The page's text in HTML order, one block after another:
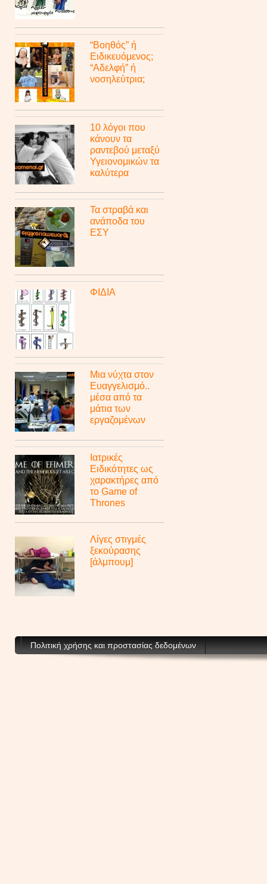
“Βοηθός” ή
Ειδικευόμενος;
“Αδελφή” ή
νοσηλεύτρια;
10 λόγοι που
κάνουν τα
ραντεβού μεταξύ
Υγειονομικών τα
καλύτερα
Τα στραβά και
ανάποδα του
ΕΣΥ
ΦΙΔΙΑ
Μια νύχτα στον
Ευαγγελισμό..
μέσα από τα
μάτια των
εργαζομένων
Ιατρικές
Ειδικότητες ως
χαρακτήρες από
το Game of
Thrones
Λίγες στιγμές
ξεκούρασης
[άλμπουμ]
Πολιτική χρήσης και προστασίας δεδομένων